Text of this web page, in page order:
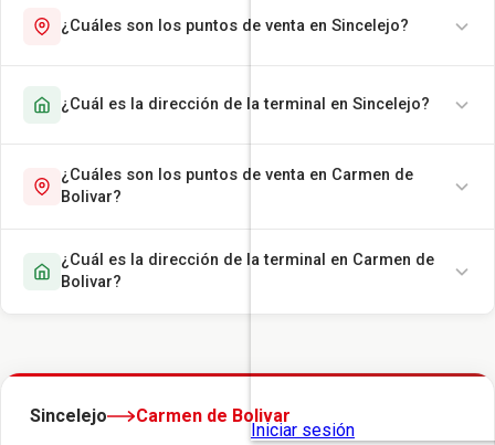
¿Cuáles son los puntos de venta en Sincelejo?
¿Cuál es la dirección de la terminal en Sincelejo?
¿Cuáles son los puntos de venta en Carmen de
Bolivar?
¿Cuál es la dirección de la terminal en Carmen de
Bolivar?
Sincelejo Carmen de Bolivar